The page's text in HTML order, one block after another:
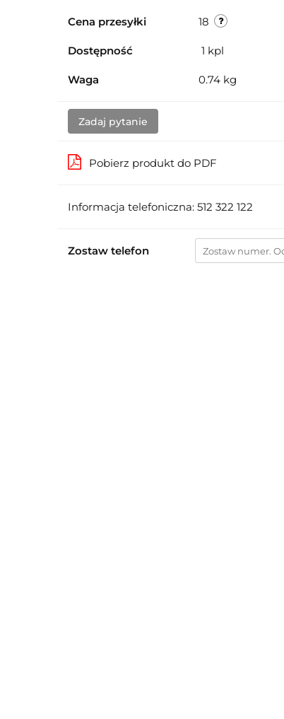
Cena przesyłki 18
Dostępność 1 kpl
Waga 0.74 kg
Zadaj pytanie
Pobierz produkt do PDF
Informacja telefoniczna: 512 322 122
Zostaw telefon